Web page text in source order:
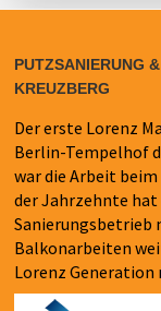
PUTZSANIERUNG
KREUZBERG
Der erste Lorenz
Berlin-Tempelhof
war die Arbeit
der Jahrzehnte hat
Sanierungsbetrieb
Balkonarbeiten
Lorenz Generation